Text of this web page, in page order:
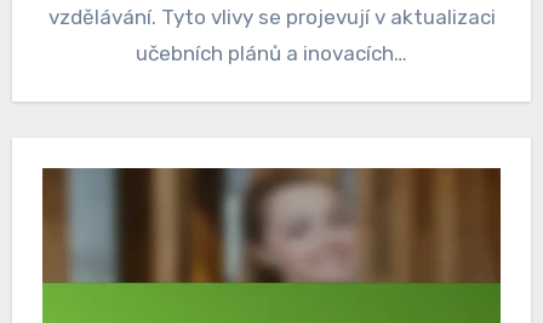
vzdělávání. Tyto vlivy se projevují v aktualizaci
učebních plánů a inovacích…